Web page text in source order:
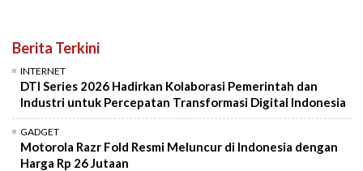
Berita Terkini
INTERNET
DTI Series 2026 Hadirkan Kolaborasi Pemerintah dan
Industri untuk Percepatan Transformasi Digital Indonesia
GADGET
Motorola Razr Fold Resmi Meluncur di Indonesia dengan
Harga Rp 26 Jutaan